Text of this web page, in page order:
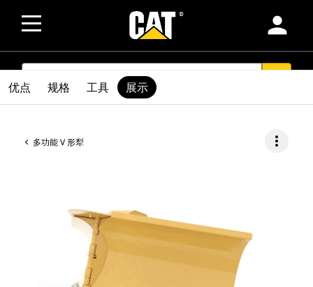
person
SEARCH
多功能 V 形犁 more_vert
优点 规格 工具 展示